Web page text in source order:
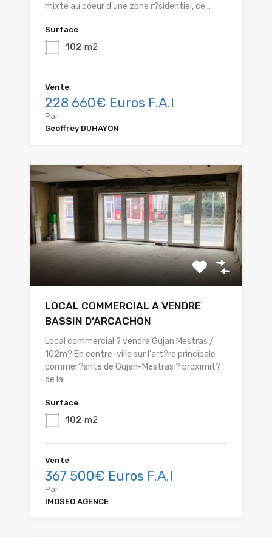
mixte au coeur d'une zone r?sidentiel, ce…
Surface
102 m2
Vente
228 660€ Euros F.A.I
Par
Geoffrey DUHAYON
LOCAL COMMERCIAL A VENDRE
BASSIN D’ARCACHON
Local commercial ? vendre Gujan Mestras /
102m? En centre-ville sur l'art?re principale
commer?ante de Gujan-Mestras ? proximit?
de la…
Surface
102 m2
Vente
367 500€ Euros F.A.I
Par
IMOSEO AGENCE